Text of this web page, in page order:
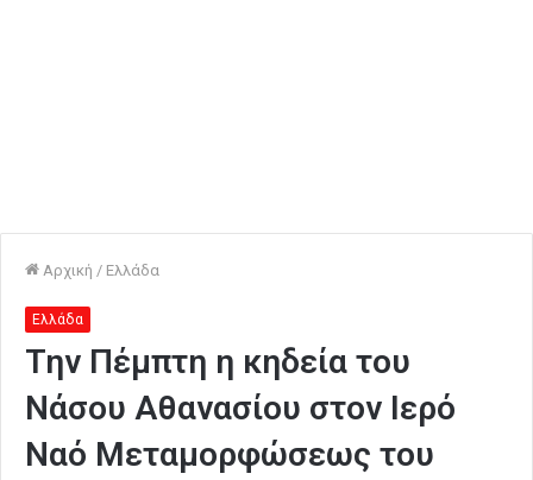
Αρχική / Ελλάδα
Ελλάδα
Την Πέμπτη η κηδεία του
Νάσου Αθανασίου στον Ιερό
Ναό Μεταμορφώσεως του